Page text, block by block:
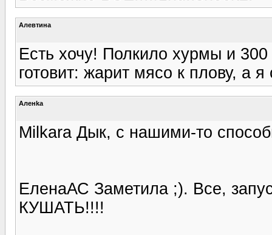
Алевтина
Есть хочу! Полкило хурмы и
готовит: жарит мясо к плову, а
Аленka
Milkara Дык, с нашими-то
ЕленаАС Заметила ;). Все,
КУШАТЬ!!!!